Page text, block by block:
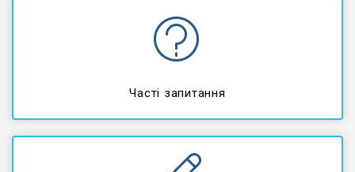
Часті запитання